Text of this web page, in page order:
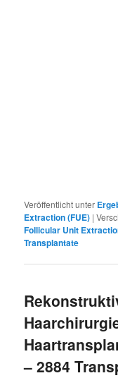
Veröffentlicht unter
Extraction (FUE) |
Follicular Unit
Transplantate
– 2884